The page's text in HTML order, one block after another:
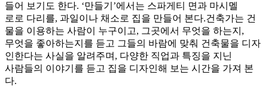
들어 보기도 한다. ‘만들기’에서는 스파게티 면과 마시멜
로로 다리를, 과일이나 채소로 집을 만들어 본다.건축가는 건
물을 이용하는 사람이 누구이고, 그곳에서 무엇을 하는지,
무엇을 좋아하는지를 듣고 그들의 바람에 맞춰 건축물을 디자
인한다는 사실을 알려주며, 다양한 직업과 특징을 지닌
사람들의 이야기를 듣고 집을 디자인해 보는 시간을 가져 본
다.